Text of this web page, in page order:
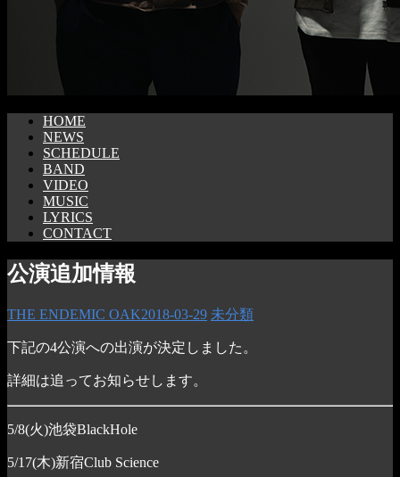
HOME
NEWS
SCHEDULE
BAND
VIDEO
MUSIC
LYRICS
CONTACT
公演追加情報
THE ENDEMIC OAK2018-03-29 未分類
下記の4公演への出演が決定しました。
詳細は追ってお知らせします。
5/8(火)池袋BlackHole
5/17(木)新宿Club Science